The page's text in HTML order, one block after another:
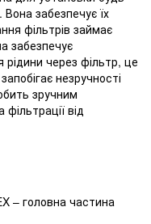
забезпечує їх
фільтрів займає
забезпечує
через фільтр, це
незручності
зручним
від
– головна частина